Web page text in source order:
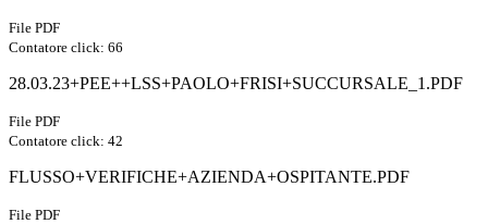
File PDF
Contatore click: 66
28.03.23+PEE++LSS+PAOLO+FRISI+SUCCURSALE_1.PDF
File PDF
Contatore click: 42
FLUSSO+VERIFICHE+AZIENDA+OSPITANTE.PDF
File PDF